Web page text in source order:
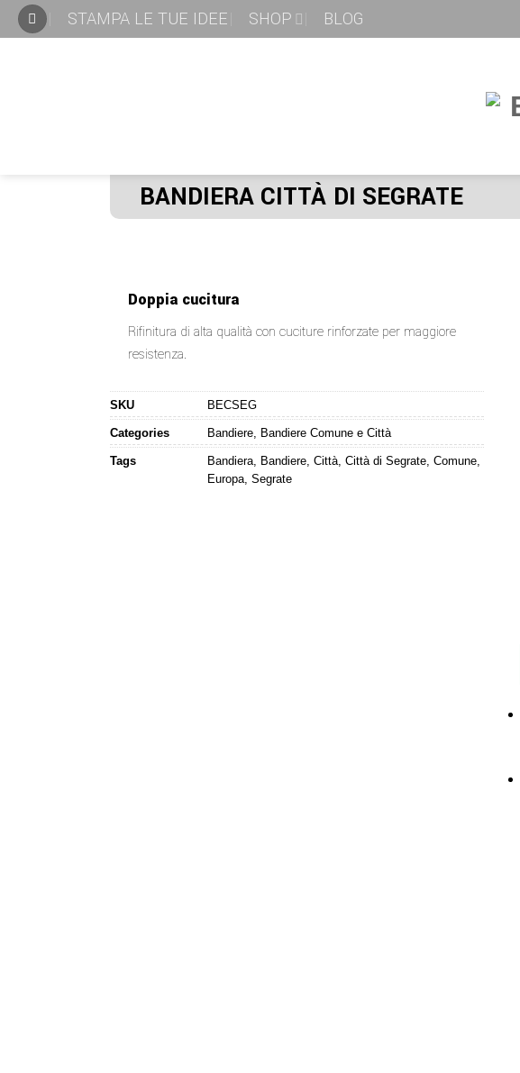
STAMPA LE TUE IDEE SHOP BLOG
BANDIERA CITTÀ DI SEGRATE
Doppia cucitura
Rifinitura di alta qualità con cuciture rinforzate per maggiore
resistenza.
SKU BECSEG
Categories Bandiere, Bandiere Comune e Città
Tags Bandiera, Bandiere, Città, Città di Segrate, Comune,
Europa, Segrate